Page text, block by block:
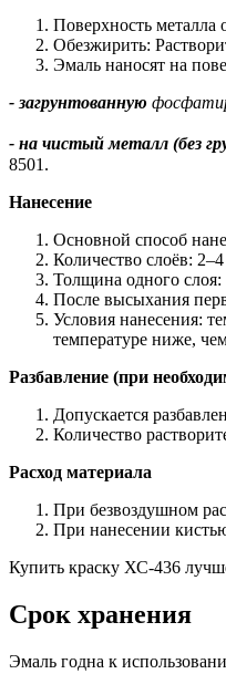
Поверхность металла
Обезжирить:
Эмаль наносят на
- загрунтованную
- на чистый металл (без
8501.
Нанесение
Основной способ
Количество слоёв:
Толщина одного
После высыхания
Условия нанесения:
температуре ниже,
Разбавление (при
Допускается
Количество
Расход материала
При безвоздушном
При нанесении
Купить краску ХС-436
Срок хранения
Эмаль годна к